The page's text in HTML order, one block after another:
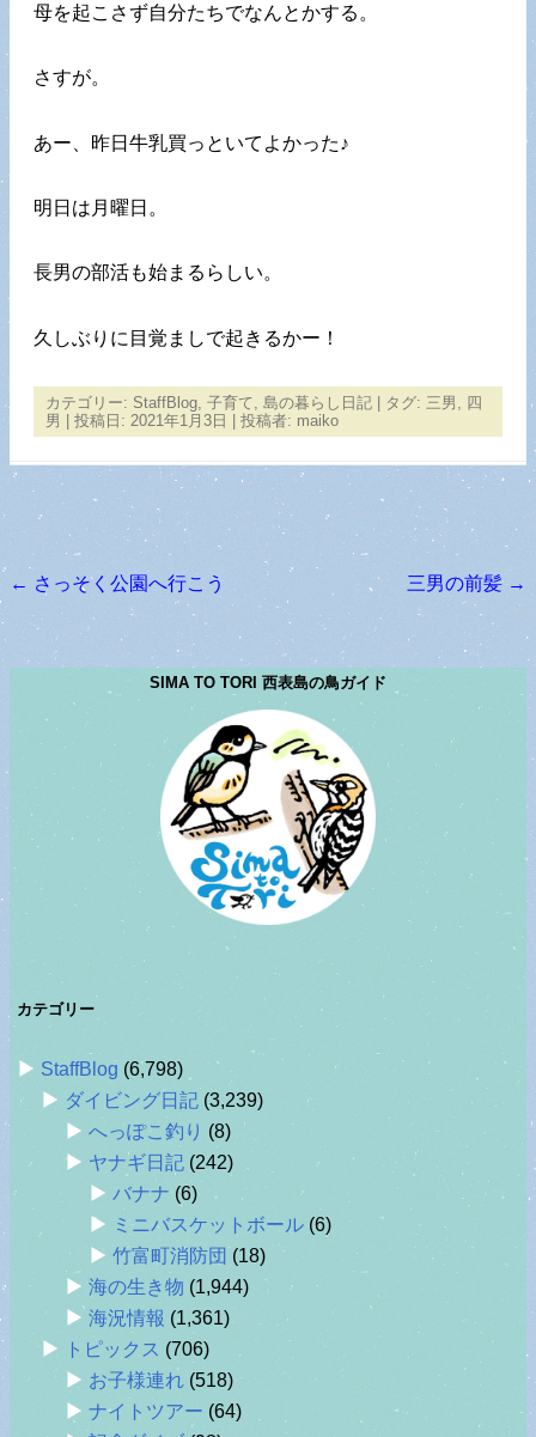
母を起こさず自分たちでなんとかする。
さすが。
あー、昨日牛乳買っといてよかった♪
明日は月曜日。
長男の部活も始まるらしい。
久しぶりに目覚ましで起きるかー！
カテゴリー: StaffBlog, 子育て, 島の暮らし日記 | タグ: 三男 , 四
男
| 投稿日: 2021年1月3日 投稿者: maiko
投稿ナビゲーション
← さっそく公園へ行こう 三男の前髪 →
SIMA TO TORI 西表島の鳥ガイド
カテゴリー
StaffBlog (6,798)
ダイビング日記 (3,239)
へっぽこ釣り (8)
ヤナギ日記 (242)
バナナ (6)
ミニバスケットボール (6)
竹富町消防団 (18)
海の生き物 (1,944)
海況情報 (1,361)
トピックス (706)
お子様連れ (518)
ナイトツアー (64)